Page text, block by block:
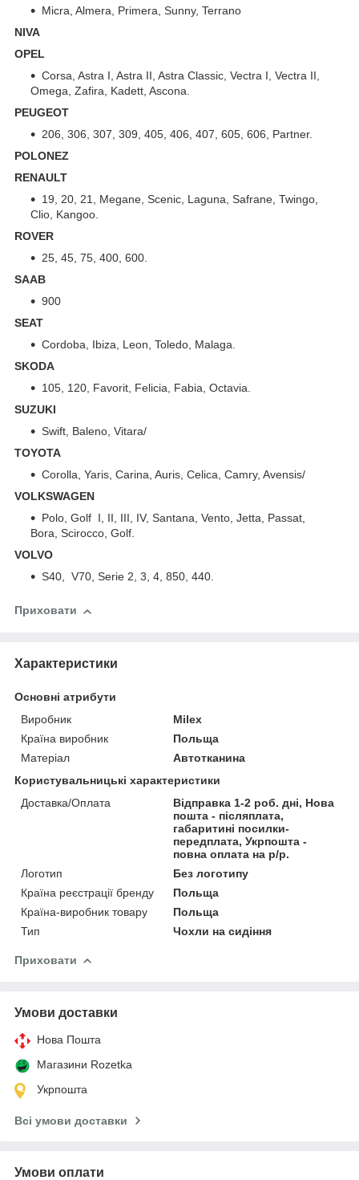
Micra, Almera, Primera, Sunny, Terrano
NIVA
OPEL
Corsa, Astra I, Astra II, Astra Classic, Vectra I, Vectra II,
Omega, Zafira, Kadett, Ascona.
PEUGEOT
206, 306, 307, 309, 405, 406, 407, 605, 606, Partner.
POLONEZ
RENAULT
19, 20, 21, Megane, Scenic, Laguna, Safrane, Twingo,
Clio, Kangoo.
ROVER
25, 45, 75, 400, 600.
SAAB
900
SEAT
Cordoba, Ibiza, Leon, Toledo, Malaga.
SKODA
105, 120, Favorit, Felicia, Fabia, Octavia.
SUZUKI
Swift, Baleno, Vitara/
TOYOTA
Corolla, Yaris, Carina, Auris, Celica, Camry, Avensis/
VOLKSWAGEN
Polo, Golf I, II, III, IV, Santana, Vento, Jetta, Passat,
Bora, Scirocco, Golf.
VOLVO
S40, V70, Serie 2, 3, 4, 850, 440.
Приховати
Характеристики
Основні атрибути
Виробник
Milex
Країна виробник
Польща
Матеріал
Автотканина
Користувальницькі характеристики
Доставка/Оплата
Відправка 1-2 роб. дні, Нова
пошта - післяплата,
габаритині посилки-
передплата, Укрпошта -
повна оплата на р/р.
Логотип
Без логотипу
Країна реєстрації бренду
Польща
Країна-виробник товару
Польща
Тип
Чохли на сидіння
Приховати
Умови доставки
Нова Пошта
Магазини Rozetka
Укрпошта
Всі умови доставки
Умови оплати